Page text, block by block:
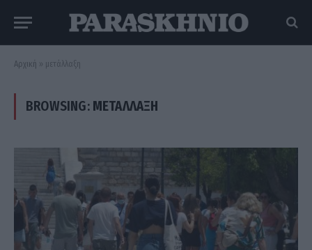
Αρχική » μετάλλαξη
BROWSING: ΜΕΤΆΛΛΑΞΗ